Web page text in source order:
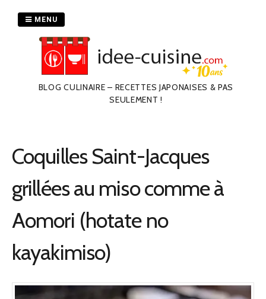
BLOG CULINAIRE – RECETTES JAPONAISES & PAS
SEULEMENT !
MENU
Coquilles Saint-Jacques
grillées au miso comme à
Aomori (hotate no
kayakimiso)